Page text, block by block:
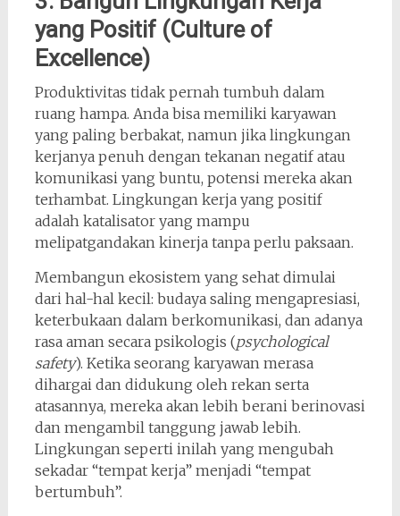
yang Positif (Culture of
Excellence)
Produktivitas tidak pernah tumbuh dalam
ruang hampa. Anda bisa memiliki karyawan
yang paling berbakat, namun jika lingkungan
kerjanya penuh dengan tekanan negatif atau
komunikasi yang buntu, potensi mereka akan
terhambat. Lingkungan kerja yang positif
adalah katalisator yang mampu
melipatgandakan kinerja tanpa perlu paksaan.
Membangun ekosistem yang sehat dimulai
dari hal-hal kecil: budaya saling mengapresiasi,
keterbukaan dalam berkomunikasi, dan adanya
rasa aman secara psikologis (psychological
safety). Ketika seorang karyawan merasa
dihargai dan didukung oleh rekan serta
atasannya, mereka akan lebih berani berinovasi
dan mengambil tanggung jawab lebih.
Lingkungan seperti inilah yang mengubah
sekadar “tempat kerja” menjadi “tempat
bertumbuh”.